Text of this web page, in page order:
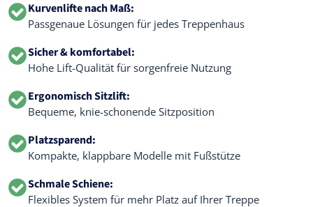
Kurvenlifte nach Maß:
Passgenaue Lösungen für jedes Treppenhaus
Sicher & komfortabel:
Hohe Lift-Qualität für sorgenfreie Nutzung
Ergonomisch Sitzlift:
Bequeme, knie-schonende Sitzposition
Platzsparend:
Kompakte, klappbare Modelle mit Fußstütze
Schmale Schiene:
Flexibles System für mehr Platz auf Ihrer Treppe